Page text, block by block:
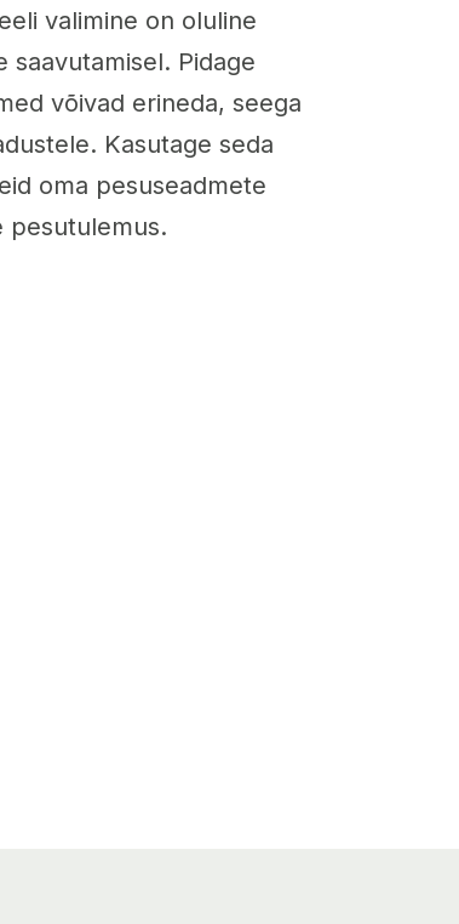
valimine on oluline
saavutamisel. Pidage
võivad erineda, seega
Kasutage seda
oma pesuseadmete
pesutulemus.